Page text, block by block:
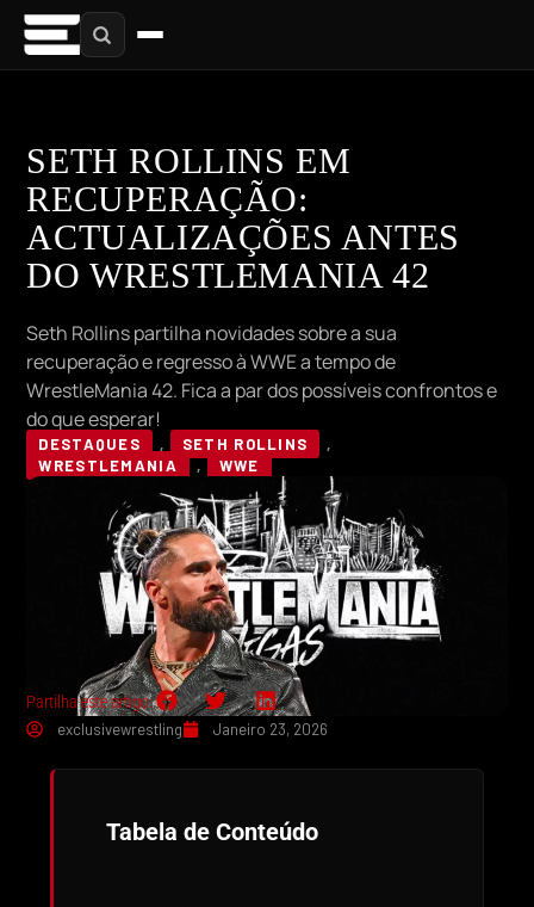
SETH ROLLINS EM
RECUPERAÇÃO:
ACTUALIZAÇÕES ANTES
DO WRESTLEMANIA 42
Seth Rollins partilha novidades sobre a sua
recuperação e regresso à WWE a tempo de
WrestleMania 42. Fica a par dos possíveis confrontos e
do que esperar!
DESTAQUES , SETH ROLLINS
,
WRESTLEMANIA
, WWE
Partilha este artigo:
exclusivewrestling
Janeiro 23, 2026
Tabela de Conteúdo